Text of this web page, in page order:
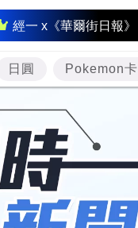
經一 x《華爾街日報》
即
時
財
經
專
題
投
資
樓
日圓 Pokemon卡